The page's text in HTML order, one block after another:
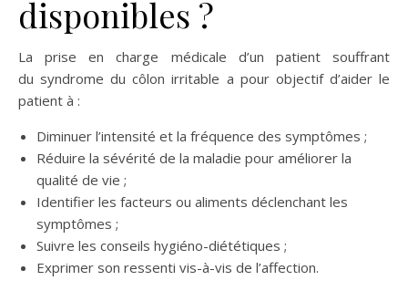
disponibles ?
La prise en charge médicale d’un patient souffrant
du syndrome du côlon irritable a pour objectif d’aider le
patient à :
Diminuer l’intensité et la fréquence des symptômes ;
Réduire la sévérité de la maladie pour améliorer la
qualité de vie ;
Identifier les facteurs ou aliments déclenchant les
symptômes ;
Suivre les conseils hygiéno-diététiques ;
Exprimer son ressenti vis-à-vis de l’affection.